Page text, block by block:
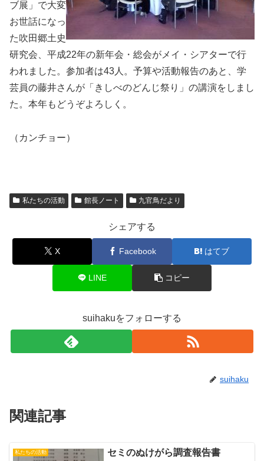
ブ展」で大変
お世話になっ
た吹田郷土史
研究会、平成22年の新年会・総会がメイ・シアターで行
われました。参加者は43人。予算や活動報告のあと、学
芸員の藤井さんが「きしべのどんじ祭り」の講演をしまし
た。本年もどうぞよろしく。
（カンチョー）
私たちの活動 館長ノート 九官鳥だより
シェアする
X Facebook はてブ
LINE コピー
suihakuをフォローする
suihaku
関連記事
私たちの活動 セミのぬけがら調査報告書